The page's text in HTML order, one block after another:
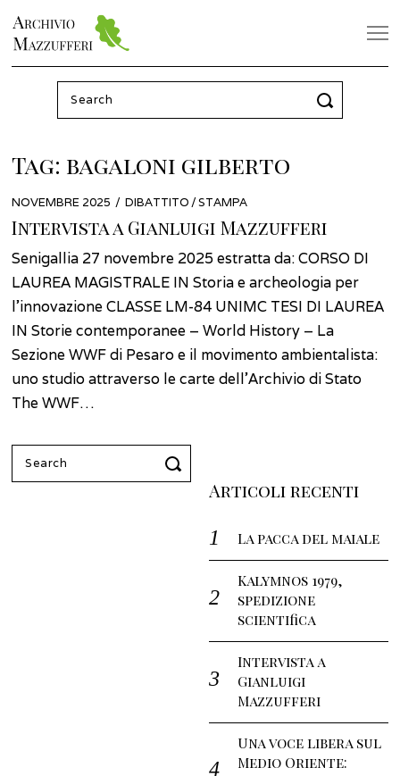
Search
for:
Tag: bagaloni gilberto
POSTED
ON
NOVEMBRE 2025 MAGGIO
2026
DIBATTITO/STAMPA
Intervista a Gianluigi Mazzufferi
Senigallia 27 novembre 2025 estratta da: CORSO DI
LAUREA MAGISTRALE IN Storia e archeologia per
l’innovazione CLASSE LM-84 UNIMC TESI DI LAUREA
IN Storie contemporanee – World History – La
Sezione WWF di Pesaro e il movimento ambientalista:
uno studio attraverso le carte dell’Archivio di Stato
The WWF…
Search
for:
Articoli recenti
La pacca del maiale
Kalymnos 1979,
spedizione
scientifica
Intervista a
Gianluigi
Mazzufferi
Una voce libera sul
Medio Oriente: